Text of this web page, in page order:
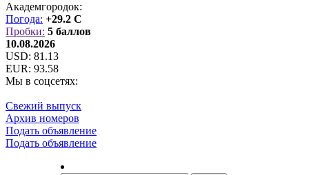
Академгородок:
Погода: +29.2 C
Пробки: 5 баллов
10.08.2026
USD: 81.13
EUR: 93.58
Мы в соцсетях:
Свежий выпуск
Архив номеров
Подать объявление
Подать объявление